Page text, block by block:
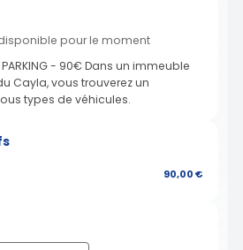
pour le moment
- PARKING - 90€ Dans un immeuble
Cayla, vous trouverez un
types de véhicules.
90,00 €